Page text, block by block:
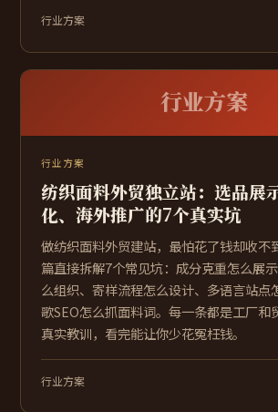
行业方案
行业方案
行业方案
纺织面料外贸独立站：选品展
化、海外推广的7个真实坑
做纺织面料外贸建站，最怕花了钱却收不
篇直接拆解7个常见坑：成分克重怎么展
么组织、寄样流程怎么设计、多语言站点
歌SEO怎么抓面料词。每一条都是工厂和
真实教训，看完能让你少花冤枉钱。
行业方案